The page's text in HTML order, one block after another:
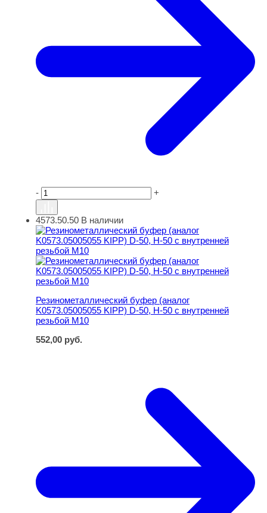
- +
Резинометаллический буфер (аналог K0573.05005055
4573.50.50 В наличии
Резинометаллический буфер (аналог
K0573.05005055 KIPP) D-50, H-50 с внутренней
резьбой M10
552,00 руб.